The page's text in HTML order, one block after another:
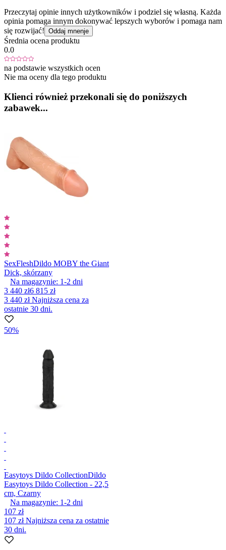
Przeczytaj opinie innych użytkowników i podziel się własną. Każda
opinia pomaga innym dokonywać lepszych wyborów i pomaga nam
się rozwijać! Oddaj mnenje
Średnia ocena produktu
0.0
na podstawie wszystkich ocen
Nie ma oceny dla tego produktu
Klienci również przekonali się do poniższych
zabawek...
SexFleshDildo MOBY the Giant
Dick, skórzany
Na magazynie: 1-2 dni
3 440 zł6 815 zł
3 440 złNajniższa cena za
ostatnie 30 dni.
50%
Easytoys Dildo CollectionDildo
Easytoys Dildo Collection - 22,5
cm, Czarny
Na magazynie: 1-2 dni
107 zł
107 złNajniższa cena za ostatnie
30 dni.